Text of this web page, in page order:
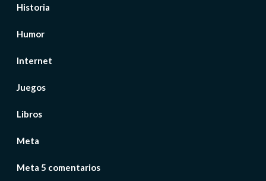
Historia
Humor
Internet
Juegos
Libros
Meta
Meta 5 comentarios